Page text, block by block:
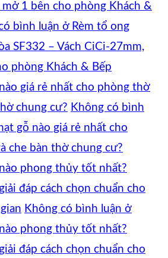
1 bên cho phòng Khách &
bình luận ở Rèm tổ ong
SF332 – Vách CiCi-27mm,
phòng Khách & Bếp
giá rẻ nhất cho phòng thờ
chung cư? Không có bình
gỗ nào giá rẻ nhất cho
che bàn thờ chung cư?
phong thủy tốt nhất?
đáp cách chọn chuẩn cho
Không có bình luận ở
phong thủy tốt nhất?
đáp cách chọn chuẩn cho